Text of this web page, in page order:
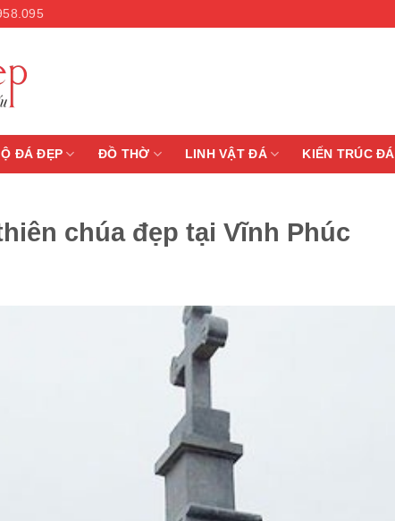
ĐÁ ĐẸP ĐỒ THỜ LINH VẬT ĐÁ KIẾN TRÚC ĐÁ
chúa đẹp tại Vĩnh Phúc